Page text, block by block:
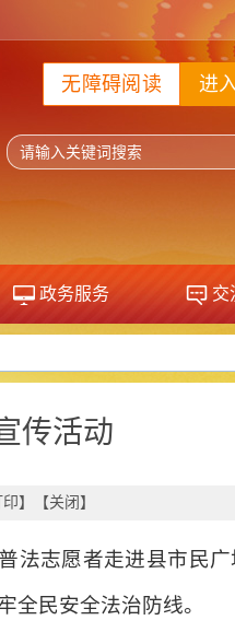
进
无障碍阅读
政务服务 交
传活动
】【关闭 】
法志愿者走进县市民
全民安全法治防线。